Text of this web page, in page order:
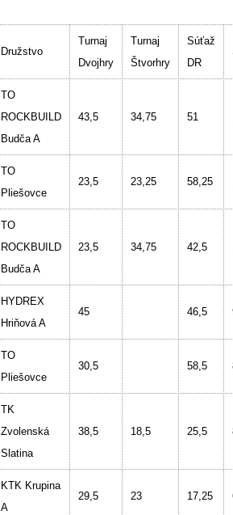
Družstvo
Turnaj
Dvojhry
Turnaj
Štvorhry
Súťaž
DR
TO
ROCKBUILD
Budča A
43,5 34,75 51
TO
Pliešovce
23,5 23,25 58,25
TO
ROCKBUILD
Budča A
23,5 34,75 42,5
HYDREX
Hriňová A
45 46,5
TO
Pliešovce
30,5 58,5
TK
Zvolenská
Slatina
38,5 18,5 25,5
KTK Krupina
A
29,5 23 17,25